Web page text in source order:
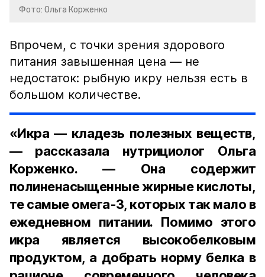
Фото: Ольга Корженко
Впрочем, с точки зрения здорового
питания завышенная цена — не
недостаток: рыбную икру нельзя есть в
большом количестве.
«Икра — кладезь полезных веществ,
— рассказала нутрициолог Ольга
Корженко. — Она содержит
полиненасыщенные жирные кислоты,
те самые омега-3, которых так мало в
ежедневном питании. Помимо этого
икра является высокобелковым
продуктом, а добрать норму белка в